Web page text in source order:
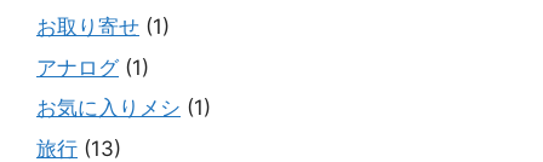
お取り寄せ (1)
アナログ(1)
お気に入りメシ (1)
旅行 (13)